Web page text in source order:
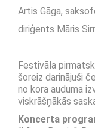
Artis Gāga,
diriģents Māris
Festivāla
šoreiz darinājuši
no kora auduma
viskrāšņākās
Koncerta